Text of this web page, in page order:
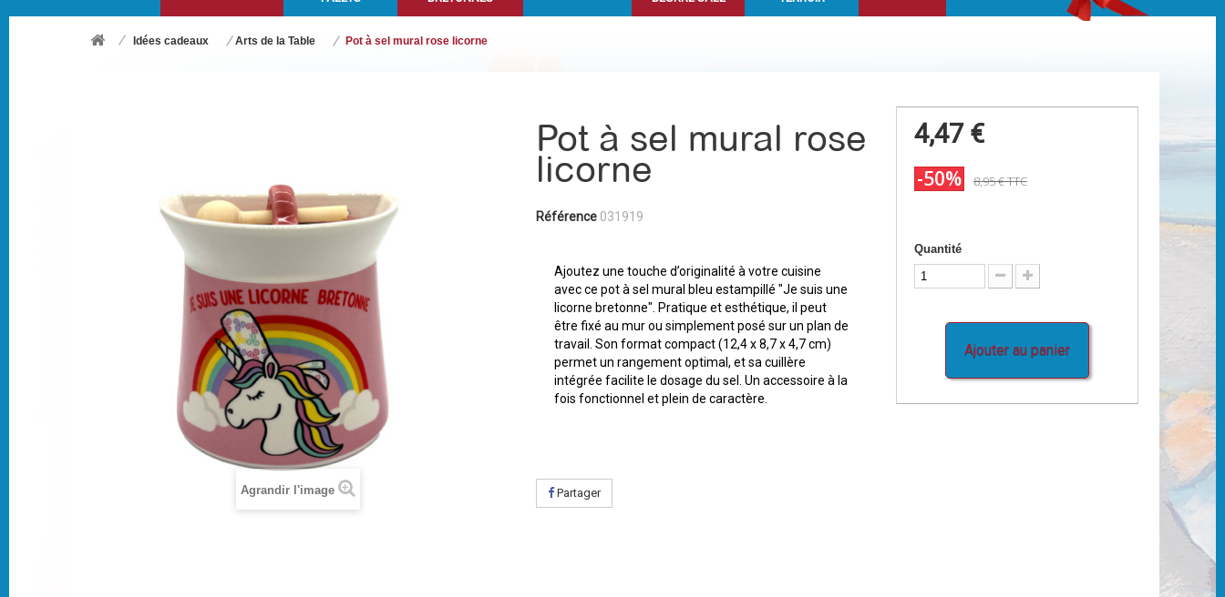
Idées cadeaux Arts de la Table Pot à sel mural rose licorne
Agrandir l'image
Pot à sel mural rose
licorne
Référence 031919
Ajoutez une touche d’originalité à votre cuisine
avec ce pot à sel mural bleu estampillé "Je suis une
licorne bretonne". Pratique et esthétique, il peut
être fixé au mur ou simplement posé sur un plan de
travail. Son format compact (12,4 x 8,7 x 4,7 cm)
permet un rangement optimal, et sa cuillère
intégrée facilite le dosage du sel. Un accessoire à la
fois fonctionnel et plein de caractère.
Partager
4,47 €
-50% 8,95 €TTC
Quantité
Ajouter au panier